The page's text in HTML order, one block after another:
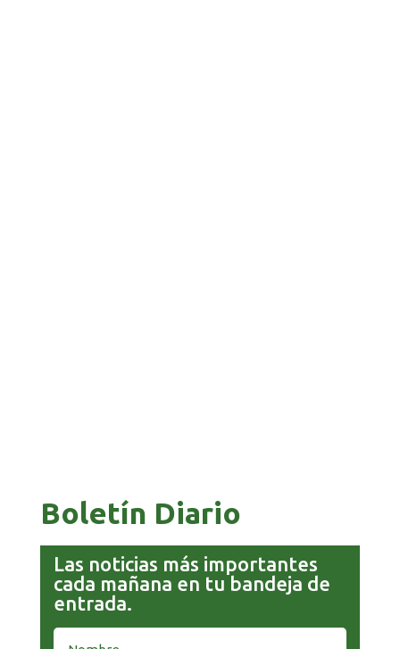
Boletín Diario
Las noticias más importantes
cada mañana en tu bandeja de
entrada.